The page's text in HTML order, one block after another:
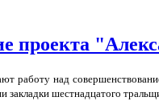
проекта
работу над
шестнадцатого